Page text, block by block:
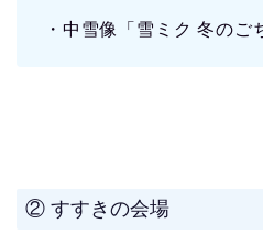
・中雪像「雪ミク 冬のご
② すすきの会場